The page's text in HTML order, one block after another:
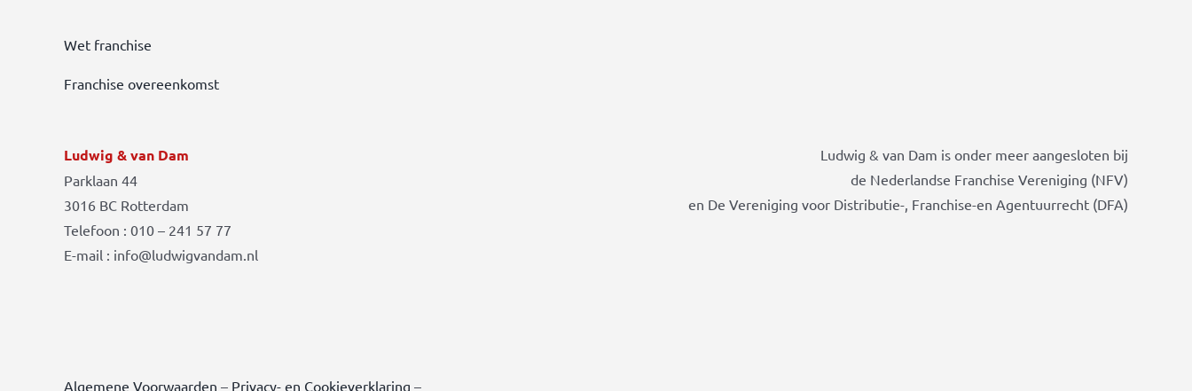
Wet franchise
Franchise overeenkomst
Ludwig & van Dam
Parklaan 44
3016 BC Rotterdam
Telefoon : 010 – 241 57 77
E-mail : info@ludwigvandam.nl
Ludwig & van Dam is onder meer aangesloten bij
de Nederlandse Franchise Vereniging (NFV)
en De Vereniging voor Distributie-, Franchise-en Agentuurrecht (DFA)
Algemene Voorwaarden – Privacy- en Cookieverklaring –